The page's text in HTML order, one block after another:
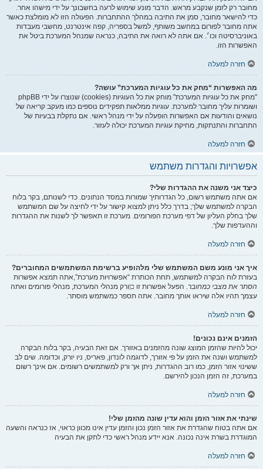
מחובר רק לזמן שנקבע מראש. הדבר מונע שימוש לרעה בחשבונך על ידי מישהו אחר.
כדי להישאר מחובר, סמן את התיבה במהלך ההתחברות. הפעולה הזו לא מומלצת כאשר
אתה מחובר לפורום במחשב משותף, למשל בספריה, קפה אינטרנט, מחשבי מעבדות
באוניברסיטה וכו׳. אם אתה לא רואה את התיבה, כנראה שמנהל המערכת ביטל את
האפשרות הזו.
חזרה למעלה
מה האפשרות “מחק את כל עוגיות המערכת” עושה?
"מחק את כל עוגיות המערכת" מוחק את כל העוגיות (cookies) שנוצרו על ידי phpBB
ושומרות עליך מחובר למערכת. עוגיות ממלאות תפקידים נוספים כמו מעקב קריאה של
נושאים והודעות אם האפשרות הופעלה על ידי מנהל ראשי. אם נתקלת בבעיות של
התחברות והתנתקות, מחיקת עוגיות המערכת יכולה לעזור.
חזרה למעלה
אפשרויות והגדרות משתמש
כיצד אני משנה את ההגדרות שלי?
אם אתה משתמש רשום, כל הגדרותיך שמורות במסד הנתונים. כדי לשנותם, בקר בלוח
הבקרה למשתמש שלך; בדרך כלל ניתן למצוא קישור על ידי לחיצה על שם המשתמש
שלך בחלק העליון של דפי מערכת הפורומים. מערכת זו תאפשר לך לשנות את ההגדרות
וההעדפות שלך.
חזרה למעלה
איך אני מונע משם המשתמש שלי מלהופיע ברשימת המשתמשים המחוברים?
בעזרת לוח הבקרה למשתמש, תחת הכותרת “אפשרויות מערכת”,אתה תמצא אפשרות
הסתר את מצבי כמחובר. הפעל אפשרות זו כןורק מנהלי המערכת, מנהלי פורומים ואתה
עצמך תהיו אלה שיראו אותך מחובר. אתה תספר כמשתמש מוסתר.
חזרה למעלה
הזמנים אינם נכונים!
יכול להיות שהזמן המוצג שונה מהזמנים באזורך. אם זאת הבעיה, בקר בלוח הבקרה
למשתמש ושנה את הזמן על פי אזורך, לדוגמה לונדון, פאריס, ניו יורק, וכדומה. שים לב
ששינוי אזור הזמן, כמו רוב ההגדרות, ניתן אך ורק למשתמשים רשומים. אם אינך רשום
במערכת, זה הזמן הנכון להירשם.
חזרה למעלה
שינתי את אזור הזמן והוא עדין שונה מהזמן שלי!
אם אתה בטוח שהגדרת את אזור הזמן נכון והזמן עדין אינו מכוון כראוי, אז כנראה והשעה
המוגדרת בשרת אינה נכונה. אנא יידע מנהל ראשי כדי לתקן את הבעיה
חזרה למעלה